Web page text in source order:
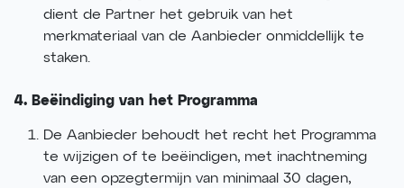
dient de Partner het gebruik van het
merkmateriaal van de Aanbieder onmiddellijk te
staken.
4. Beëindiging van het Programma
De Aanbieder behoudt het recht het Programma
te wijzigen of te beëindigen, met inachtneming
van een opzegtermijn van minimaal 30 dagen,